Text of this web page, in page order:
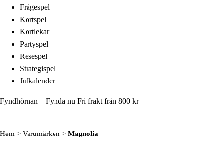
Frågespel
Kortspel
Kortlekar
Partyspel
Resespel
Strategispel
Julkalender
Fyndhörnan – Fynda nu Fri frakt från 800 kr
Hem > Varumärken > Magnolia